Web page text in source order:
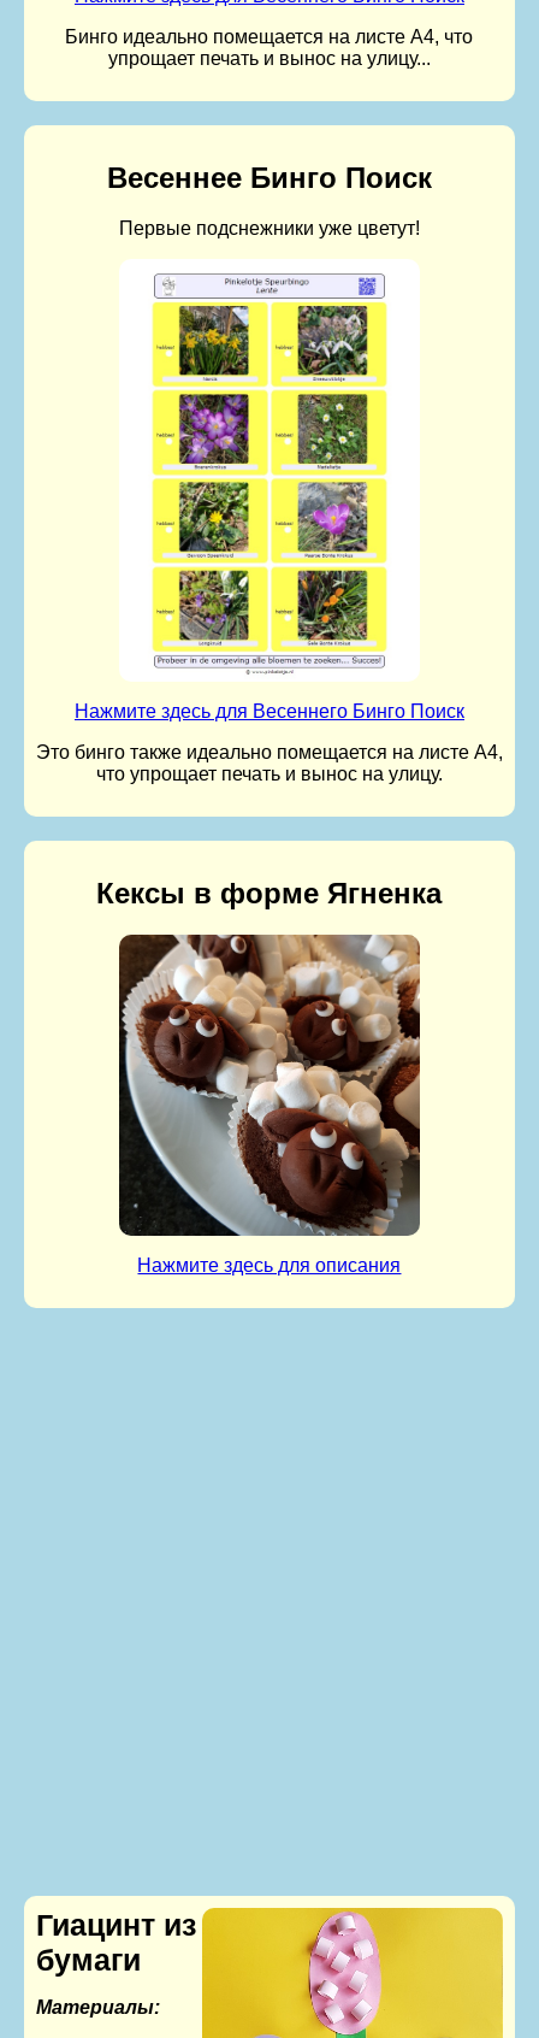
Бинго идеально помещается на листе A4, что
упрощает печать и вынос на улицу...
Весеннее Бинго Поиск
Первые подснежники уже цветут!
Нажмите здесь для Весеннего Бинго Поиск
Это бинго также идеально помещается на листе A4,
что упрощает печать и вынос на улицу.
Кексы в форме Ягненка
Нажмите здесь для описания
Гиацинт из
бумаги
Материалы: